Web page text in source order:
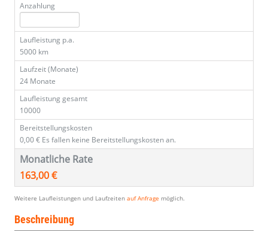
Anzahlung
Laufleistung p.a.
5000 km
Laufzeit (Monate)
24 Monate
Laufleistung gesamt
10000
Bereitstellungskosten
0,00 € Es fallen keine Bereitstellungskosten an.
Monatliche Rate
163,00 €
Weitere Laufleistungen und Laufzeiten auf Anfrage möglich.
Beschreibung